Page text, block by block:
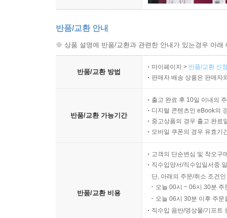
반품/교환 안내
※ 상품 설명에 반품/교환과 관련한 안내가 있는경우 아
반품/교환 방법
마이페이지 > 반품/교환 신
판매자 배송 상품은 판매자
반품/교환 가능기간
출고 완료 후 10일 이내의
디지털 콘텐츠인 eBook의
중고상품의 경우 출고 완료
모바일 쿠폰의 경우 유효기
반품/교환 비용
고객의 단순변심 및 착오구
직수입양서/직수입일서중
단, 아래의 주문/취소 조건
오늘 00시 ~ 06시 30분
오늘 06시 30분 이후 주
직수입 음반/영상물/기프트